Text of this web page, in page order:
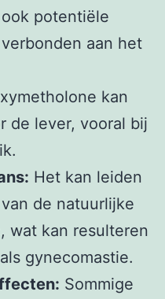
potentiële
aan het
kan
de lever, vooral bij
Het kan leiden
de natuurlijke
wat kan resulteren
gynecomastie.
Sommige